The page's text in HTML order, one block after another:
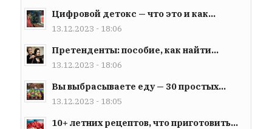
Цифровой детокс — что это и как...
13.12.2023 - 18:06
Претенденты: пособие, как найти...
13.12.2023 - 18:06
Вы выбрасываете еду — 30 простых...
13.12.2023 - 18:05
10+ летних рецептов, что приготовить...